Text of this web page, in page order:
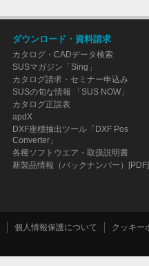
ダウンロード・資料請求
カタログ・CADデータ検索
SUSマガジン「Sing」
カタログ請求・セミナー申込み
SUSの旬な情報 「SUS NOW」
カタログ正誤表
apdX
DXF座標抽出ツール「DXF Pos
Converter」
各種ソフトウエア・取扱説明書
新製品情報（バックナンバー）[PDF]
個人情報保護について クッキー